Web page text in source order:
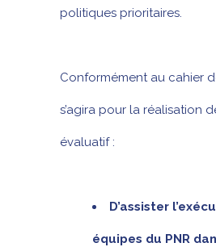
politiques prioritaires.
Conformément au cahier
s’agira pour la réalisation
évaluatif :
D’assister
équipes du PNR